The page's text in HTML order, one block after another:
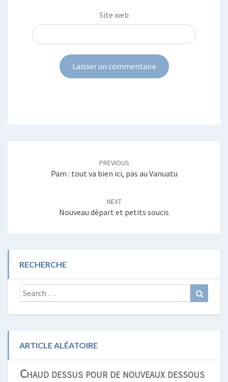
Site web
PREVIOUS
Pam : tout va bien ici, pas au Vanuatu
NEXT
Nouveau départ et petits soucis
RECHERCHE
Search
for:
ARTICLE ALÉATOIRE
Chaud dessus pour de nouveaux dessous